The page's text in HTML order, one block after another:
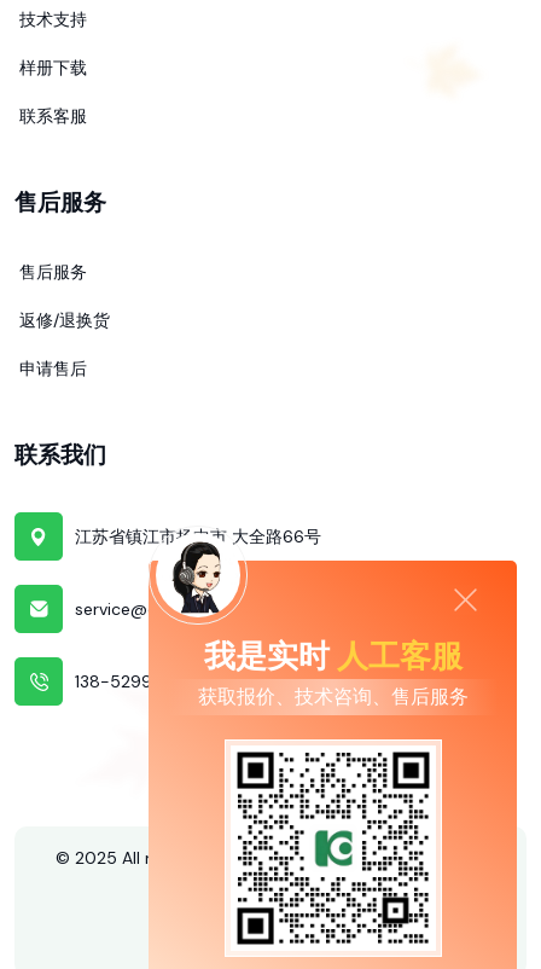
我是实时人工客服
获取报价、技术咨询、售后服务
技术支持
样册下载
联系客服
售后服务
售后服务
返修/退换货
申请售后
联系我们
江苏省镇江市扬中市 大全路66号
service@daqo.com
138-5299-6588
© 2025 All rights reserved. byKFINE | 江苏大全凯帆开关
股份有限公司